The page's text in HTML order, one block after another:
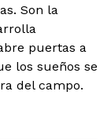
Son la
puertas a
los sueños se
del campo.